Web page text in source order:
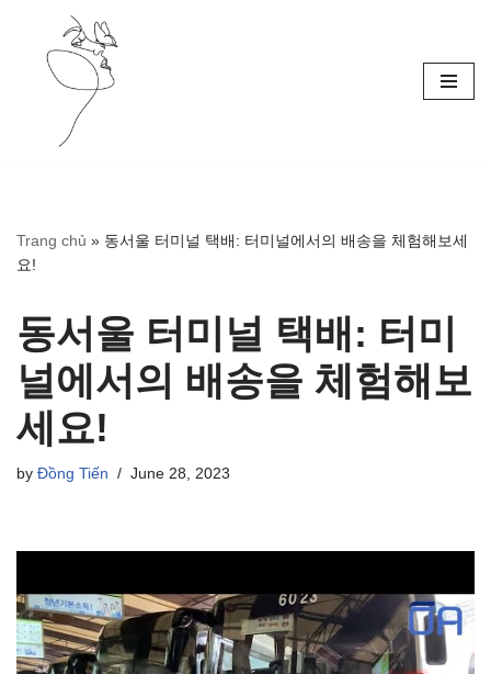
Skip
Trang chủ » 동서울 터미널 택배: 터미널에서의 배송을 체험해보세
요!
동서울 터미널 택배: 터미
널에서의 배송을 체험해보
세요!
by Đồng Tiến June 28, 2023